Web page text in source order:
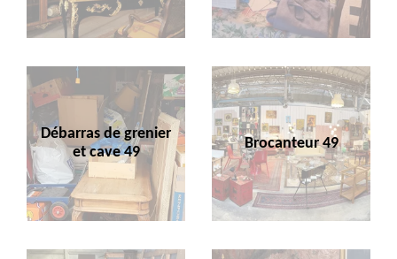
Débarras de grenier
et cave 49
Brocanteur 49